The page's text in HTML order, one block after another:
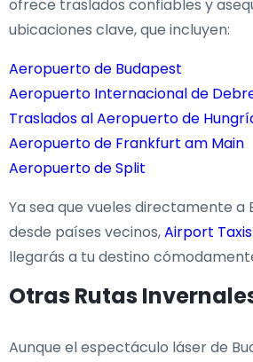
ofrece traslados confiables y
ubicaciones clave, que incluyen:
Aeropuerto de Budapest
Aeropuerto Internacional de
Traslados al Aeropuerto de
Aeropuerto de Frankfurt am Main
Aeropuerto de Split
Ya sea que vueles directamente a
desde países vecinos,Airport Taxis
llegarás a tu destino
Otras Rutas
Aunque el espectáculo láser de